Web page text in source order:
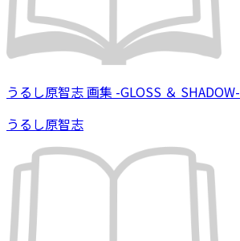
うるし原智志 画集 -GLOSS ＆ SHADOW-
うるし原智志